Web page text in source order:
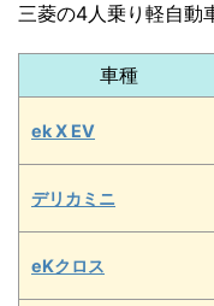
三菱の4人乗り軽自動
車種
ek X EV
デリカミニ
eKクロス